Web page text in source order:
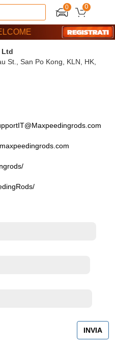
0 0
Ltd
St., San Po Kong, KLN, HK,